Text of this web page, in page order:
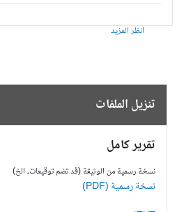
انظر المزيد
تنزيل الملفات
تقرير كامل
نسخة رسمية من الوثيقة (قد تضم توقيعات، الخ)
نسخة رسمية (PDF)